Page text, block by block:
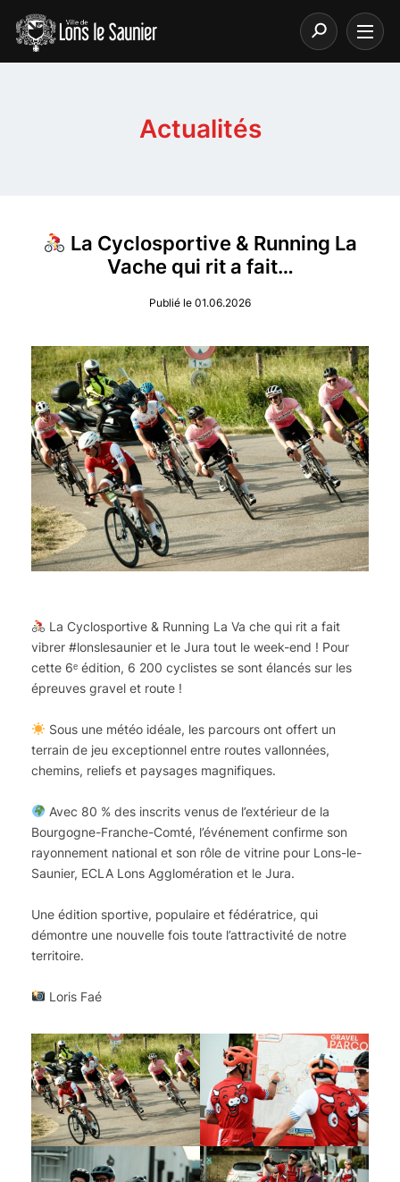
Actualités
La Cyclosportive & Running La
Vache qui rit a fait…
Publié le 01.06.2026
La Cyclosportive & Running La Va che qui rit a fait
vibrer #lonslesaunier et le Jura tout le week-end ! Pour
cette 6ᵉ édition, 6 200 cyclistes se sont élancés sur les
épreuves gravel et route !
Sous une météo idéale, les parcours ont offert un
terrain de jeu exceptionnel entre routes vallonnées,
chemins, reliefs et paysages magnifiques.
Avec 80 % des inscrits venus de l’extérieur de la
Bourgogne-Franche-Comté, l’événement confirme son
rayonnement national et son rôle de vitrine pour Lons-le-
Saunier, ECLA Lons Agglomération et le Jura.
Une édition sportive, populaire et fédératrice, qui
démontre une nouvelle fois toute l’attractivité de notre
territoire.
Loris Faé